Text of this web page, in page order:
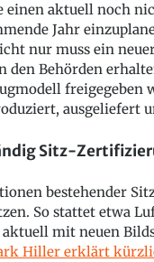
einen aktuell noch
Jahr
nur muss ein
den Behörden
freigegeben
ausgeliefert
Sitz-
bestehender
So stattet etwa
mit neuen
Hiller erklärt